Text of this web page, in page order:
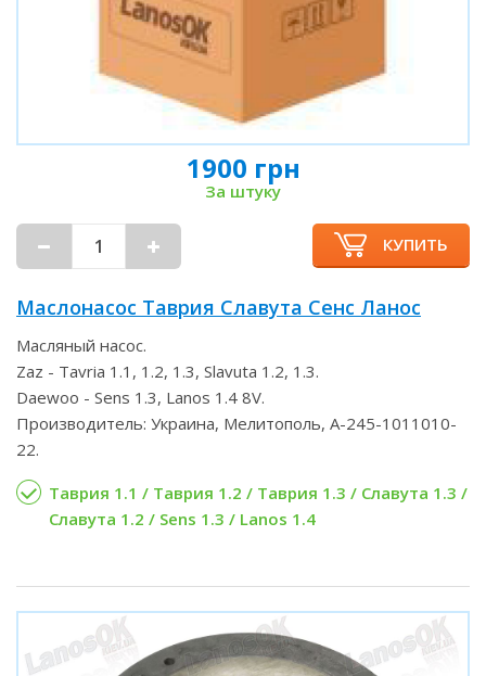
1900 грн
За штуку
КУПИТЬ
Маслонасос Таврия Славута Сенс Ланос
Масляный насос.
Zaz - Tavria 1.1, 1.2, 1.3, Slavuta 1.2, 1.3.
Daewoo - Sens 1.3, Lanos 1.4 8V.
Производитель: Украина, Мелитополь, A-245-1011010-
22.
Таврия 1.1 / Таврия 1.2 / Таврия 1.3 / Славута 1.3 /
Славута 1.2 / Sens 1.3 / Lanos 1.4